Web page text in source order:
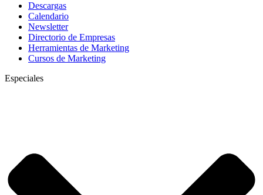
Descargas
Calendario
Newsletter
Directorio de Empresas
Herramientas de Marketing
Cursos de Marketing
Especiales